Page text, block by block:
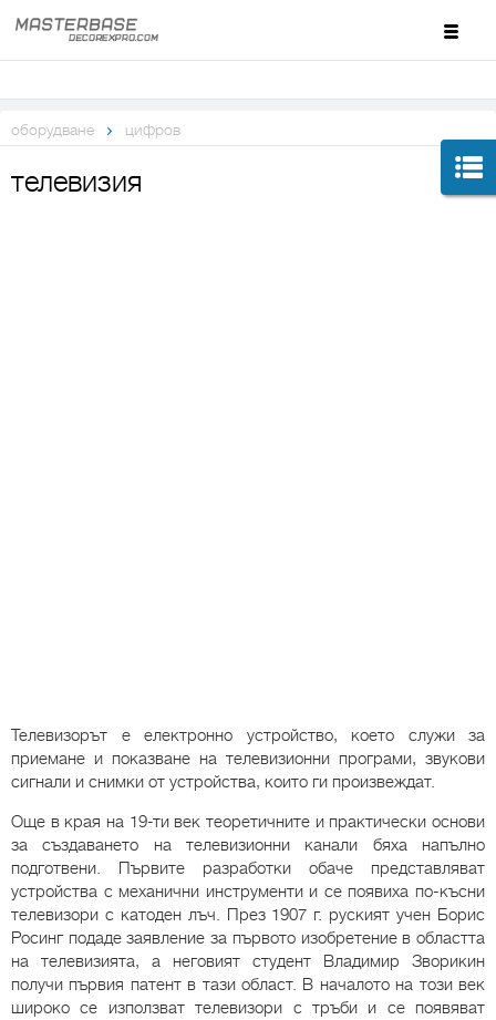
оборудване цифров
телевизия
Телевизорът е електронно устройство, което служи за
приемане и показване на телевизионни програми, звукови
сигнали и снимки от устройства, които ги произвеждат.
Още в края на 19-ти век теоретичните и практически основи
за създаването на телевизионни канали бяха напълно
подготвени. Първите разработки обаче представляват
устройства с механични инструменти и се появиха по-късни
телевизори с катоден лъч. През 1907 г. руският учен Борис
Росинг подаде заявление за първото изобретение в областта
на телевизията, а неговият студент Владимир Зворикин
получи първия патент в тази област. В началото на този век
широко се използват телевизори с тръби и се появяват